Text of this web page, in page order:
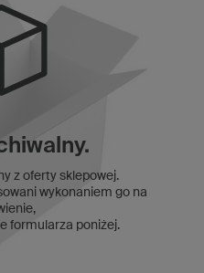
z oferty sklepowej.
wykonaniem go na
formularza poniżej.